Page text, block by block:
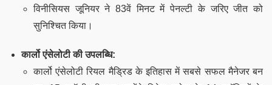
विनीसियस जूनियर ने 83वें मिनट में पेनल्टी के जरिए जीत को
सुनिश्चित किया।
कार्लो एंसेलोटी की उपलब्धि:
कार्लो एंसेलोटी रियल मैड्रिड के इतिहास में सबसे सफल मैनेजर बन